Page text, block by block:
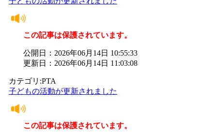
この記事は保護されています。
公開日：2026年06月14日 10:55:33
更新日：2026年06月14日 11:03:08
カテゴリ:PTA
子どもの活動が更新されました
この記事は保護されています。